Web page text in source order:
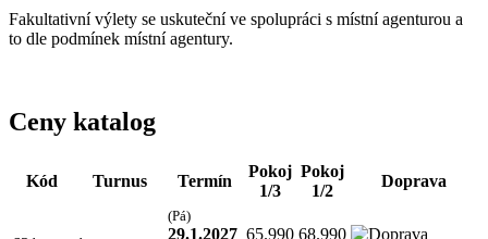
Fakultativní výlety se uskuteční ve spolupráci s místní agenturou a
to dle podmínek místní agentury.
Ceny katalog
Kód Turnus Termín
Pokoj
1/3
Pokoj
1/2
Doprava
(Pá)
29.1.2027 65.990 68.990